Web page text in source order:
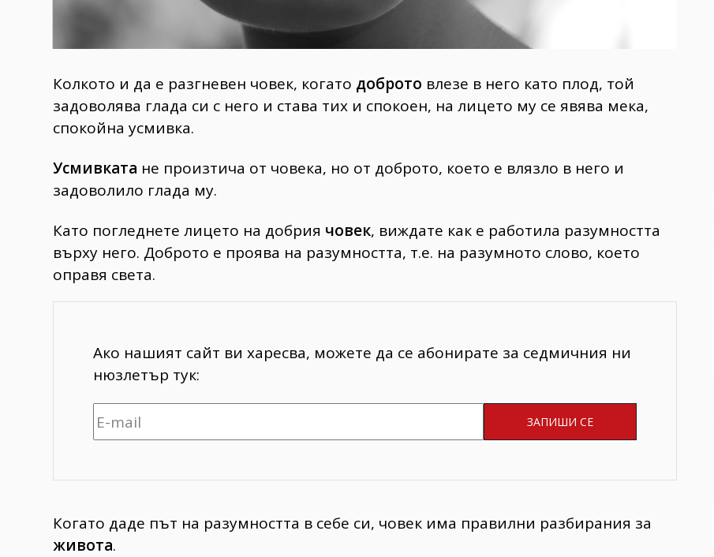
Колкото и да е разгневен човек, когато доброто влезе в него като плод, той
задоволява глада си с него и става тих и спокоен, на лицето му се явява мека,
спокойна усмивка.
Усмивката не произтича от човека, но от доброто, което е влязло в него и
задоволило глада му.
Като погледнете лицето на добрия човек, виждате как е работила разумността
върху него. Доброто е проява на разумността, т.е. на разумното слово, което
оправя света.
Ако нашият сайт ви харесва, можете да се абонирате за седмичния ни
нюзлетър тук:
Когато даде път на разумността в себе си, човек има правилни разбирания за
живота.